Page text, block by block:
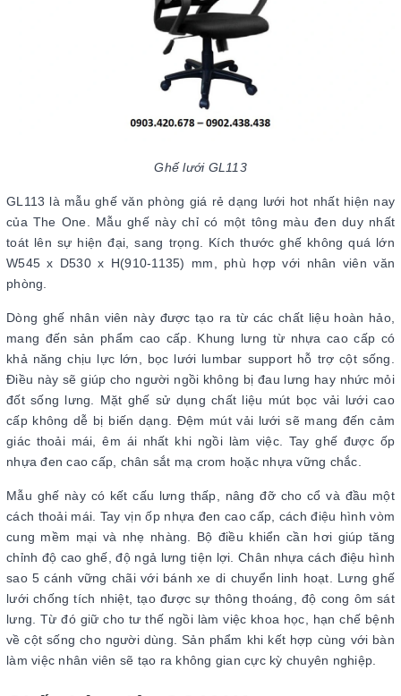
Ghế lưới GL113
GL113 là mẫu ghế văn phòng giá rẻ dạng lưới hot nhất hiện nay
của The One. Mẫu ghế này chỉ có một tông màu đen duy nhất
toát lên sự hiện đại, sang trọng. Kích thước ghế không quá lớn
W545 x D530 x H(910-1135) mm, phù hợp với nhân viên văn
phòng.
Dòng ghế nhân viên này được tạo ra từ các chất liệu hoàn hảo,
mang đến sản phẩm cao cấp. Khung lưng từ nhựa cao cấp có
khả năng chịu lực lớn, bọc lưới lumbar support hỗ trợ cột sống.
Điều này sẽ giúp cho người ngồi không bị đau lưng hay nhức mỏi
đốt sống lưng. Mặt ghế sử dụng chất liệu mút bọc vải lưới cao
cấp không dễ bị biến dạng. Đệm mút vải lưới sẽ mang đến cảm
giác thoải mái, êm ái nhất khi ngồi làm việc. Tay ghế được ốp
nhựa đen cao cấp, chân sắt mạ crom hoặc nhựa vững chắc.
Mẫu ghế này có kết cấu lưng thấp, nâng đỡ cho cổ và đầu một
cách thoải mái. Tay vịn ốp nhựa đen cao cấp, cách điệu hình vòm
cung mềm mại và nhẹ nhàng. Bộ điều khiển cần hơi giúp tăng
chỉnh độ cao ghế, độ ngả lưng tiện lợi. Chân nhựa cách điệu hình
sao 5 cánh vững chãi với bánh xe di chuyển linh hoạt. Lưng ghế
lưới chống tích nhiệt, tạo được sự thông thoáng, độ cong ôm sát
lưng. Từ đó giữ cho tư thế ngồi làm việc khoa học, hạn chế bệnh
về cột sống cho người dùng. Sản phẩm khi kết hợp cùng với bàn
làm việc nhân viên sẽ tạo ra không gian cực kỳ chuyên nghiệp.